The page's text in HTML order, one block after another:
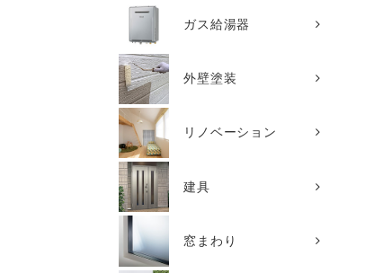
ガス給湯器
外壁塗装
リノベーション
建具
窓まわり